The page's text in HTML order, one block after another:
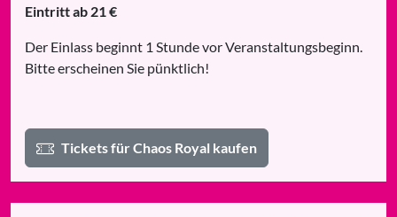
Eintritt ab 21 €
Der Einlass beginnt 1 Stunde vor Veranstaltungsbeginn.
Bitte erscheinen Sie pünktlich!
Tickets für Chaos Royal kaufen